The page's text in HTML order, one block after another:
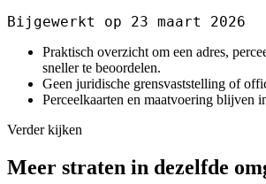
Bijgewerkt op 23 maart 2026
Praktisch overzicht om een adres,
sneller te beoordelen.
Geen juridische grensvaststelling of
Perceelkaarten en maatvoering blijven
Verder kijken
Meer straten in dezelfde